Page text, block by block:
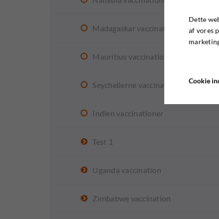
Madagaskar vaccinationer
Mauritius vaccinationer
Seychellerne vaccinationer
Indien vaccinationer
Test 1
Uganda vaccination
Zimbabwe vaccination
Dette
af vores
Cookie